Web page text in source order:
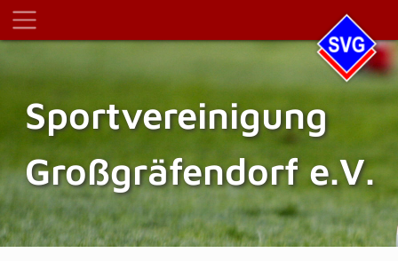
Sportvereinigung
Großgräfendorf e.V.